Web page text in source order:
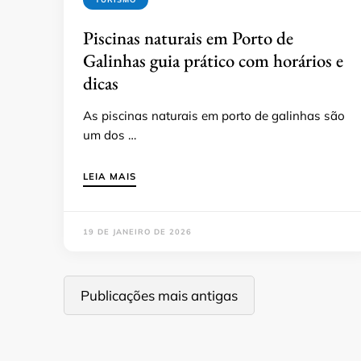
Piscinas naturais em Porto de
Galinhas guia prático com horários e
dicas
As piscinas naturais em porto de galinhas são
um dos …
LEIA MAIS
19 DE JANEIRO DE 2026
Navegação
porPublicações mais antigas